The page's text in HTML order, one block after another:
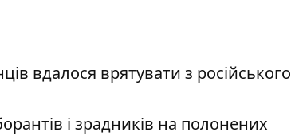
вдалося врятувати з російського
і зрадників на полонених